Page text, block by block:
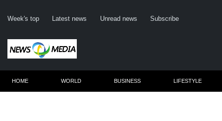
Week's top Latest news Unread news Subscribe
HOME WORLD BUSINESS LIFESTYLE